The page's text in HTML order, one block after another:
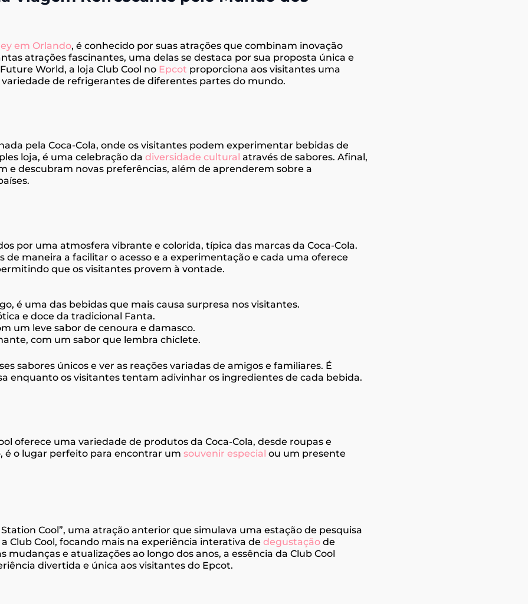
em Orlando, é conhecido por suas atrações que combinam inovação
atrações fascinantes, uma delas se destaca por sua proposta única e
World, a loja Club Cool no Epcot proporciona aos visitantes uma
de refrigerantes de diferentes partes do mundo.
pela Coca-Cola, onde os visitantes podem experimentar bebidas de
loja, é uma celebração da diversidade cultural através de sabores. Afinal,
e descubram novas preferências, além de aprenderem sobre a
por uma atmosfera vibrante e colorida, típica das marcas da Coca-Cola.
maneira a facilitar o acesso e a experimentação e cada uma oferece
que os visitantes provem à vontade.
é uma das bebidas que mais causa surpresa nos visitantes.
e doce da tradicional Fanta.
um leve sabor de cenoura e damasco.
com um sabor que lembra chiclete.
sabores únicos e ver as reações variadas de amigos e familiares. É
enquanto os visitantes tentam adivinhar os ingredientes de cada bebida.
oferece uma variedade de produtos da Coca-Cola, desde roupas e
é o lugar perfeito para encontrar um souvenir especial ou um presente
Cool”, uma atração anterior que simulava uma estação de pesquisa
Club Cool, focando mais na experiência interativa de degustação de
e atualizações ao longo dos anos, a essência da Club Cool
divertida e única aos visitantes do Epcot.